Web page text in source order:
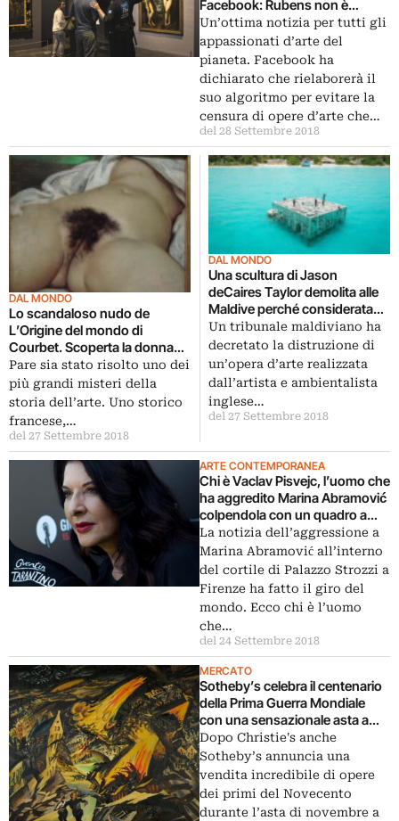
Facebook: Rubens non è
pornografia
Un’ottima notizia per tutti gli
appassionati d’arte del
pianeta. Facebook ha
dichiarato che rielaborerà il
suo algoritmo per evitare la
censura di opere d’arte che…
del 28 Settembre 2018
DAL MONDO
Lo scandaloso nudo de
L’Origine del mondo di
Courbet. Scoperta la donna
ritratta
Pare sia stato risolto uno dei
più grandi misteri della
storia dell’arte. Uno storico
francese,…
del 27 Settembre 2018
DAL MONDO
Una scultura di Jason
deCaires Taylor demolita alle
Maldive perché considerata
anti-islamica
Un tribunale maldiviano ha
decretato la distruzione di
un’opera d’arte realizzata
dall’artista e ambientalista
inglese…
del 27 Settembre 2018
ARTE CONTEMPORANEA
Chi è Vaclav Pisvejc, l’uomo che
ha aggredito Marina Abramović
colpendola con un quadro a
Firenze
La notizia dell’aggressione a
Marina Abramović all’interno
del cortile di Palazzo Strozzi a
Firenze ha fatto il giro del
mondo. Ecco chi è l’uomo
che…
del 24 Settembre 2018
MERCATO
Sotheby’s celebra il centenario
della Prima Guerra Mondiale
con una sensazionale asta a
New York
Dopo Christie's anche
Sotheby’s annuncia una
vendita incredibile di opere
dei primi del Novecento
durante l’asta di novembre a